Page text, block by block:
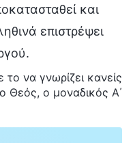
και
επιστρέψει
να γνωρίζει κανείς
Θεός, ο μοναδικός Α΄